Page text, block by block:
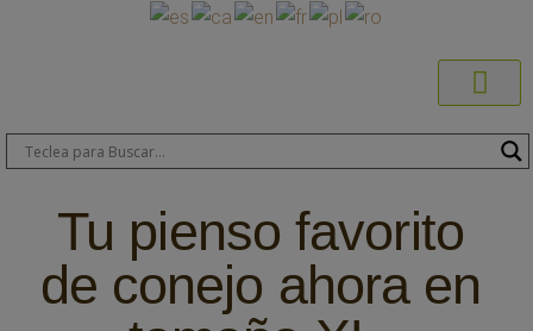
Tu pienso favorito
de conejo ahora en